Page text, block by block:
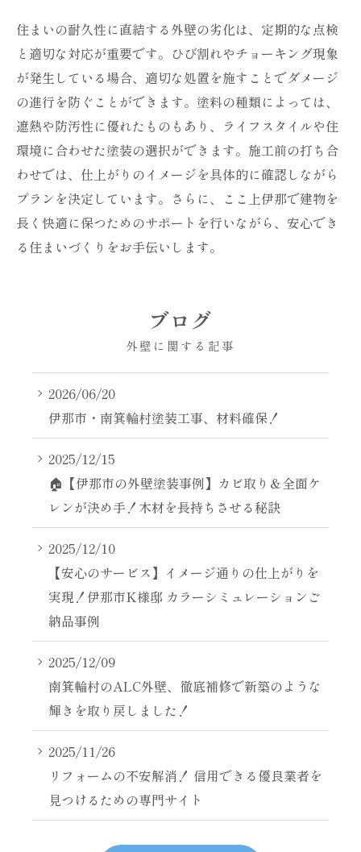
住まいの耐久性に直結する外壁の劣化は、定期的な点検
と適切な対応が重要です。ひび割れやチョーキング現象
が発生している場合、適切な処置を施すことでダメージ
の進行を防ぐことができます。塗料の種類によっては、
遮熱や防汚性に優れたものもあり、ライフスタイルや住
環境に合わせた塗装の選択ができます。施工前の打ち合
わせでは、仕上がりのイメージを具体的に確認しながら
プランを決定しています。さらに、ここ上伊那で建物を
長く快適に保つためのサポートを行いながら、安心でき
る住まいづくりをお手伝いします。
ブログ
外壁に関する記事
2026/06/20
伊那市・南箕輪村塗装工事、材料確保！
2025/12/15
🏠【伊那市の外壁塗装事例】カビ取り＆全面ケ
レンが決め手！木材を長持ちさせる秘訣
2025/12/10
【安心のサービス】イメージ通りの仕上がりを
実現！伊那市K様邸 カラーシミュレーションご
納品事例
2025/12/09
南箕輪村のALC外壁、徹底補修で新築のような
輝きを取り戻しました！
2025/11/26
リフォームの不安解消！ 信用できる優良業者を
見つけるための専門サイト